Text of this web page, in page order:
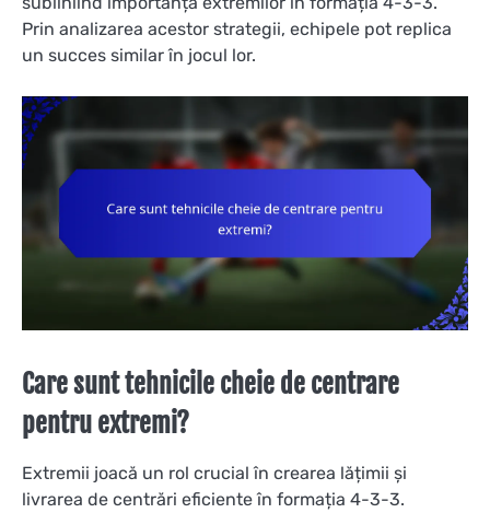
Prin analizarea acestor strategii, echipele pot replica
un succes similar în jocul lor.
Care sunt tehnicile cheie de centrare
pentru extremi?
Extremii joacă un rol crucial în crearea lățimii și
livrarea de centrări eficiente în formația 4-3-3.